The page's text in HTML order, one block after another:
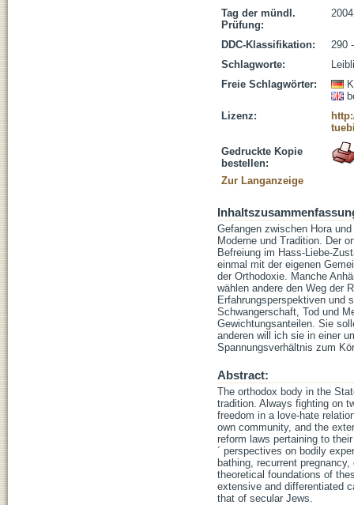
Tag der mündl.
Prüfung:
DDC-Klassifikation:
290
Schlagworte:
Freie Schlagwörter:
Lizenz:
Gedruckte Kopie
bestellen:
Zur Langanzeige
Gefangen zwischen Hora
Moderne und Tradition. Der
Befreiung im Hass-Liebe-
einmal mit der eigenen
der Orthodoxie. Manche
wählen andere den Weg der
Erfahrungsperspektiven und
Schwangerschaft, Tod und
Gewichtungsanteilen. Sie
anderen will ich sie in einer
Spannungsverhältnis zum
Abstract:
The orthodox body in the
tradition. Always fighting on
freedom in a love-hate
own community, and the
reform laws pertaining to
´ perspectives on bodily
bathing, recurrent
theoretical foundations of
extensive and differentiated
that of secular Jews.